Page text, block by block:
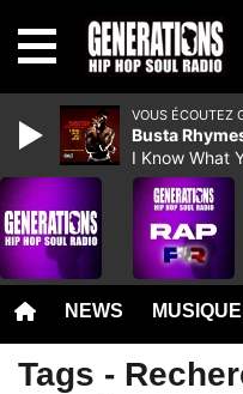
NEWS MUSIQUE
Tags -
VOUS ÉCOUTEZ
Busta
I Know What